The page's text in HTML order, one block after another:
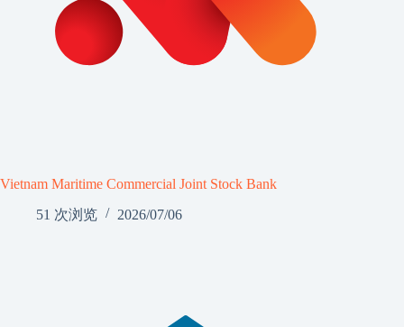
Vietnam Maritime Commercial Joint Stock Bank
51 次浏览
2026/07/06